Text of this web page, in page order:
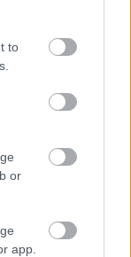
to
or
app.
az
melynek
kezdetét.
neki